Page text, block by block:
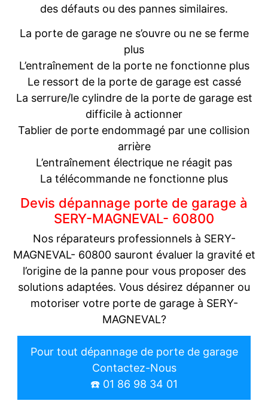
des défauts ou des pannes similaires.
La porte de garage ne s’ouvre ou ne se ferme
plus
L’entraînement de la porte ne fonctionne plus
Le ressort de la porte de garage est cassé
La serrure/le cylindre de la porte de garage est
difficile à actionner
Tablier de porte endommagé par une collision
arrière
L’entraînement électrique ne réagit pas
La télécommande ne fonctionne plus
Devis dépannage porte de garage à
SERY-MAGNEVAL- 60800
Nos réparateurs professionnels à SERY-
MAGNEVAL- 60800 sauront évaluer la gravité et
l’origine de la panne pour vous proposer des
solutions adaptées. Vous désirez dépanner ou
motoriser votre porte de garage à SERY-
MAGNEVAL?
Pour tout dépannage de porte de garage
Contactez-Nous
☎️ 01 86 98 34 01